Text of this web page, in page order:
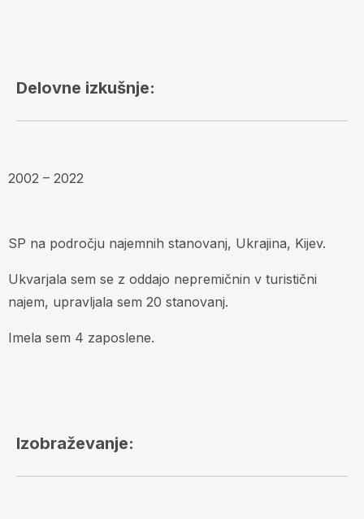
Delovne izkušnje:
2002 – 2022
SP na področju najemnih stanovanj, Ukrajina, Kijev.
Ukvarjala sem se z oddajo nepremičnin v turistični
najem, upravljala sem 20 stanovanj.
Imela sem 4 zaposlene.
Izobraževanje: